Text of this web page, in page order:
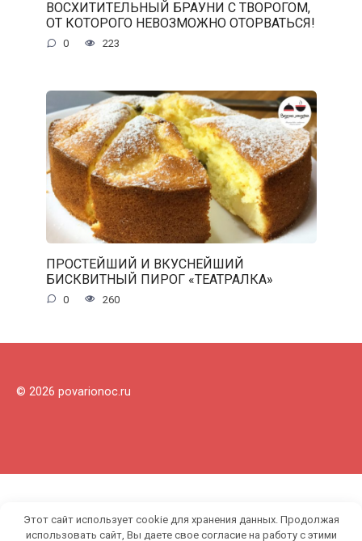
ВОСХИТИТЕЛЬНЫЙ БРАУНИ С ТВОРОГОМ,
ОТ КОТОРОГО НЕВОЗМОЖНО ОТОРВАТЬСЯ!
0 223
ПРОСТЕЙШИЙ И ВКУСНЕЙШИЙ
БИСКВИТНЫЙ ПИРОГ «ТЕАТРАЛКА»
0 260
© 2026 povarionoc.ru
Этот сайт использует cookie для хранения данных. Продолжая
использовать сайт, Вы даете свое согласие на работу с этими